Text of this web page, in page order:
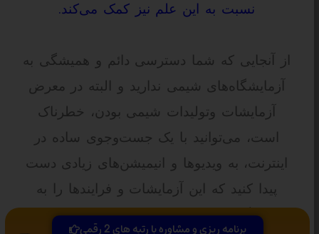
نسبت به این علم نیز کمک می‌کند.
از آنجایی که شما دسترسی دائم و همیشگی به
آزمایشگاه‌های شیمی ندارید و البته در معرض
آزمایشات وتولیدات شیمی بودن، خطرناک
است، می‌توانید با یک جست‌وجوی ساده در
اینترنت، به ویدیوها و انیمیشن‌های زیادی دست
پیدا کنید که این آزمایشات و فرایندها را به
سادگی برایتان به تصویر کشیده و توضیح
برنامه ریزی و مشاوره با رتبه های 2 رقمی